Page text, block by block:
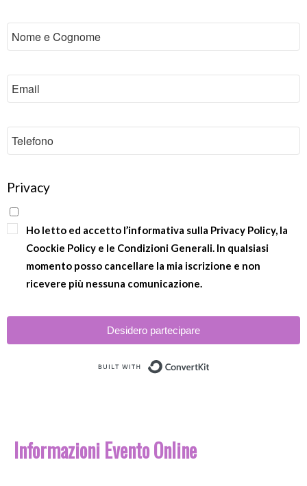
Privacy
Ho letto ed accetto l’informativa sulla Privacy Policy, la
Coockie Policy e le Condizioni Generali. In qualsiasi
momento posso cancellare la mia iscrizione e non
ricevere più nessuna comunicazione.
Desidero partecipare
Informazioni Evento Online